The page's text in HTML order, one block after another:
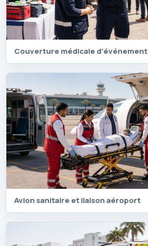
Couverture médicale d’événement
Avion sanitaire et liaison aéroport